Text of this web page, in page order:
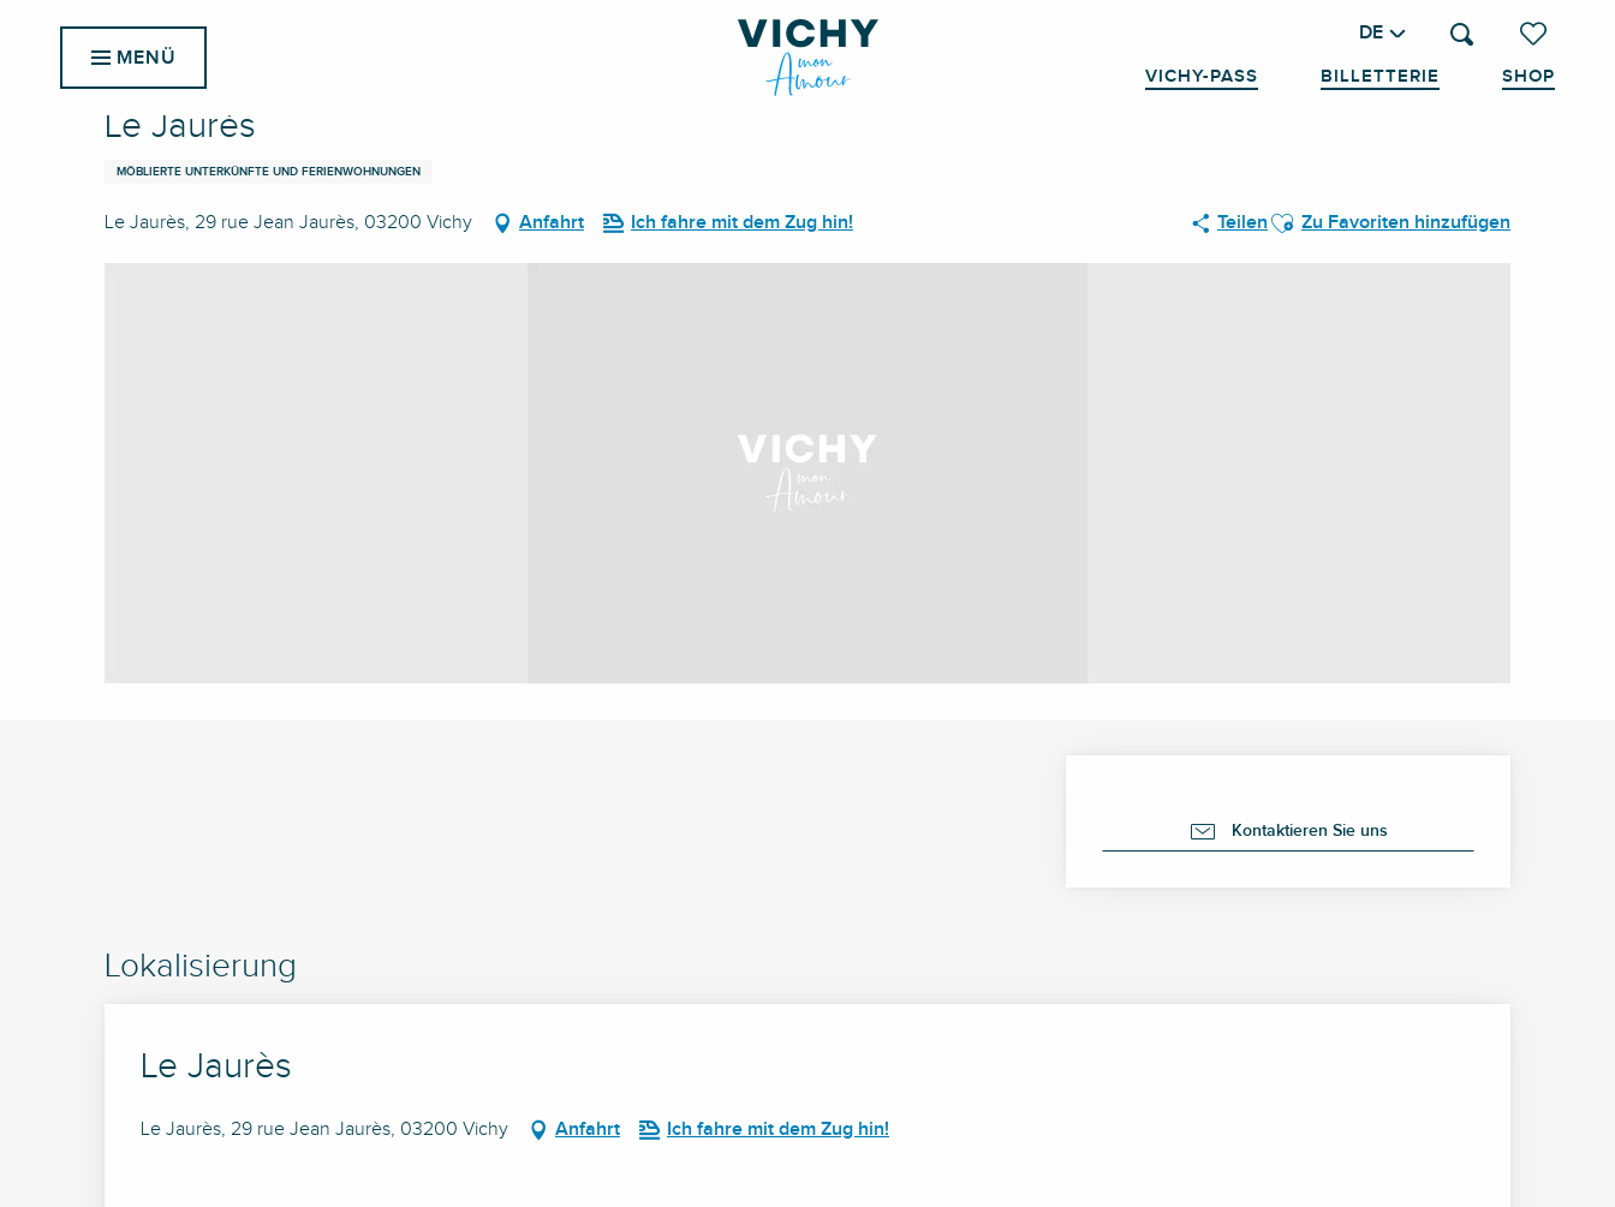
Voir les
Suche
DE
VICHY-PASS BILLETTERIE SHOP
MENÜ
Startseite Le Jaurès
Le Jaurès
MÖBLIERTE UNTERKÜNFTE UND FERIENWOHNUNGEN
Le Jaurès, 29 rue Jean Jaurès, 03200 Vichy Anfahrt Ich fahre mit dem Zug hin! Teilen Ajouter aux favoris
Zu Favoriten hinzufügen
Kontaktieren Sie uns
Lokalisierung
Le Jaurès
Le Jaurès, 29 rue Jean Jaurès, 03200 Vichy Anfahrt Ich fahre mit dem Zug hin!